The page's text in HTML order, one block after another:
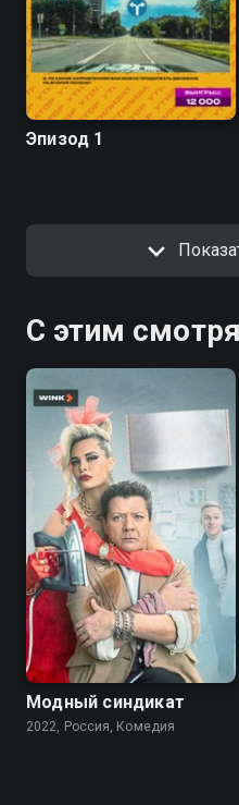
Эпизод 1
С этим
7.6
Модный синдикат
2022, Россия, Комедия